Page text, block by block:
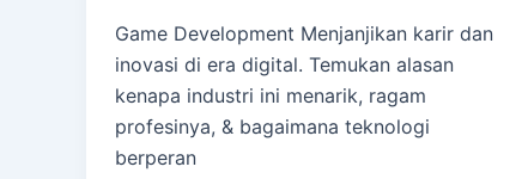
Game Development Menjanjikan karir dan
inovasi di era digital. Temukan alasan
kenapa industri ini menarik, ragam
profesinya, & bagaimana teknologi
berperan